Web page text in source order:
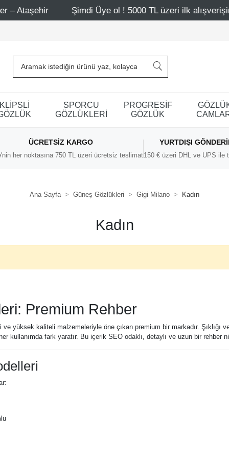
Şimdi Üye ol ! 5000 TL üzeri ilk alışverişinde 500 TL
KLİPSLİ
SPORCU
GÖZLÜKLERİ
PROGRESİF
GÖZLÜK
ÜCRETSIZ KARGO
her noktasına 750 TL üzeri ücretsiz teslimat
YURTDIŞI
150 € üzeri DHL ve UPS ile
Ana Sayfa Güneş Gözlükleri Gigi Milano Kadın
Kadın
Premium Rehber
yüksek kaliteli malzemeleriyle öne çıkan premium bir markadır.
kullanımda fark yaratır. Bu içerik SEO odaklı, detaylı ve uzun bir rehber